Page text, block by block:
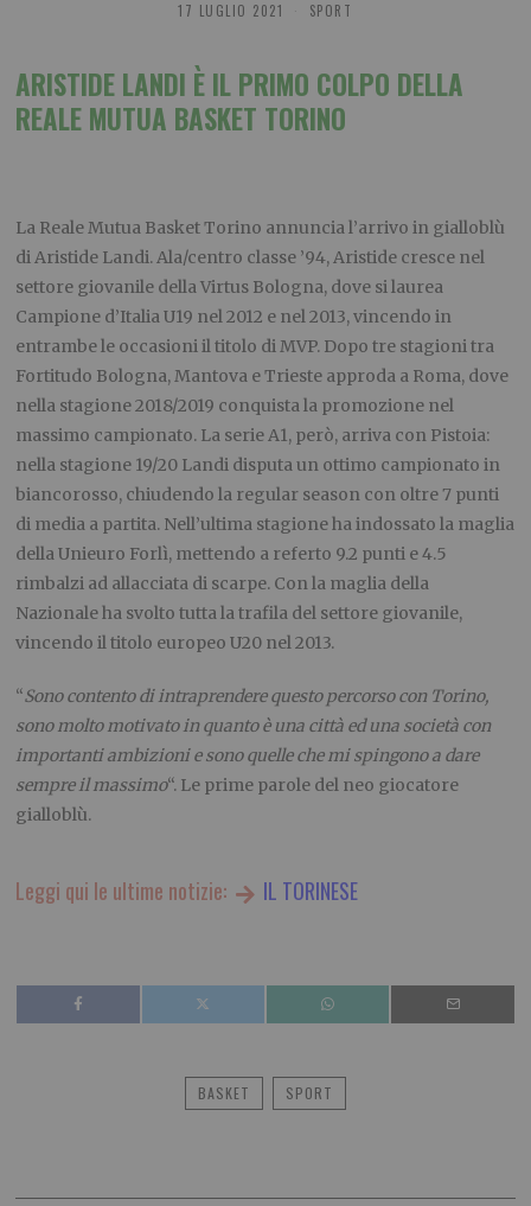
17 LUGLIO 2021 SPORT
ARISTIDE LANDI È IL PRIMO COLPO DELLA
REALE MUTUA BASKET TORINO
La Reale Mutua Basket Torino annuncia l’arrivo in gialloblù
di Aristide Landi. Ala/centro classe ’94, Aristide cresce nel
settore giovanile della Virtus Bologna, dove si laurea
Campione d’Italia U19 nel 2012 e nel 2013, vincendo in
entrambe le occasioni il titolo di MVP. Dopo tre stagioni tra
Fortitudo Bologna, Mantova e Trieste approda a Roma, dove
nella stagione 2018/2019 conquista la promozione nel
massimo campionato. La serie A1, però, arriva con Pistoia:
nella stagione 19/20 Landi disputa un ottimo campionato in
biancorosso, chiudendo la regular season con oltre 7 punti
di media a partita. Nell’ultima stagione ha indossato la maglia
della Unieuro Forlì, mettendo a referto 9.2 punti e 4.5
rimbalzi ad allacciata di scarpe. Con la maglia della
Nazionale ha svolto tutta la trafila del settore giovanile,
vincendo il titolo europeo U20 nel 2013.
“Sono contento di intraprendere questo percorso con Torino,
sono molto motivato in quanto è una città ed una società con
importanti ambizioni e sono quelle che mi spingono a dare
sempre il massimo“. Le prime parole del neo giocatore
gialloblù.
Leggi qui le ultime notizie: IL TORINESE
BASKET SPORT